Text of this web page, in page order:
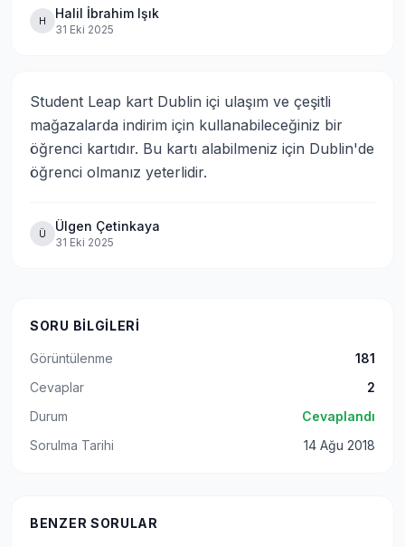
H Halil İbrahim Işık
31 Eki 2025
Student Leap kart Dublin içi ulaşım ve çeşitli
mağazalarda indirim için kullanabileceğiniz bir
öğrenci kartıdır. Bu kartı alabilmeniz için Dublin'de
öğrenci olmanız yeterlidir.
Ü Ülgen Çetinkaya
31 Eki 2025
SORU BILGILERI
Görüntülenme
181
Cevaplar
2
Durum
Cevaplandı
Sorulma Tarihi
14 Ağu 2018
BENZER SORULAR